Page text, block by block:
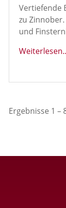
Vertiefende
zu
und
Ergebnisse 1 –